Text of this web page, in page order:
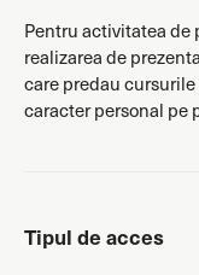
Pentru activitatea
realizarea de
care predau
caracter personal pe
Tipul de acces